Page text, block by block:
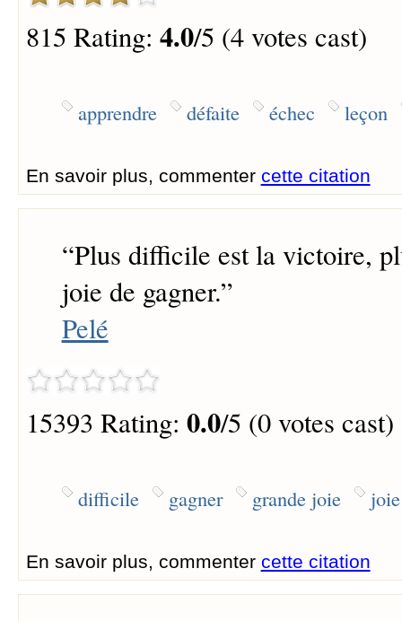
815 Rating: 4.0/5 (4 votes cast)
apprendre défaite échec leçon
En savoir plus, commenter cette citation
“Plus difficile est la victoire,
joie de gagner.”
Pelé
15393 Rating: 0.0/5 (0 votes cast)
difficile gagner grande joie joie
En savoir plus, commenter cette citation